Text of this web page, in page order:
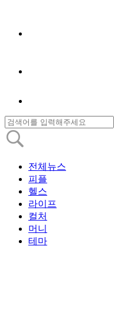
전체뉴스
피플
헬스
라이프
컬처
머니
테마